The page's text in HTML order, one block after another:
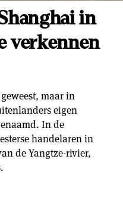
in
verkennen
maar in
eigen
In de
handelaren in
de Yangtze-rivier,